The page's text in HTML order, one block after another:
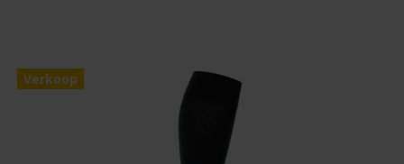
Verkoop